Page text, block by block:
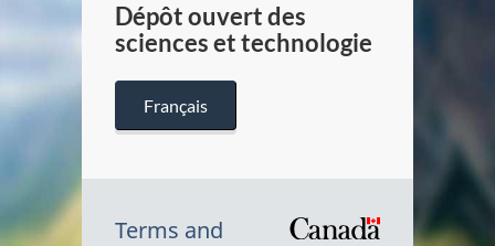
Dépôt ouvert des
sciences et technologie
Français
Terms and